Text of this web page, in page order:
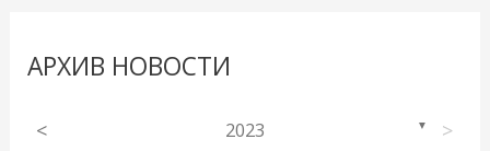
АРХИВ НОВОСТИ
< 2023 ▼ >